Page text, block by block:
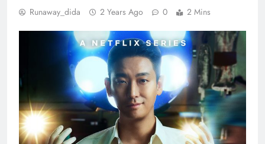
Runaway_dida 2 Years Ago 0 2 Mins